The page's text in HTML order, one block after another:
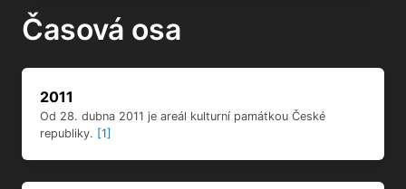
Časová osa
2011
Od 28. dubna 2011 je areál kulturní památkou České
republiky. [1]